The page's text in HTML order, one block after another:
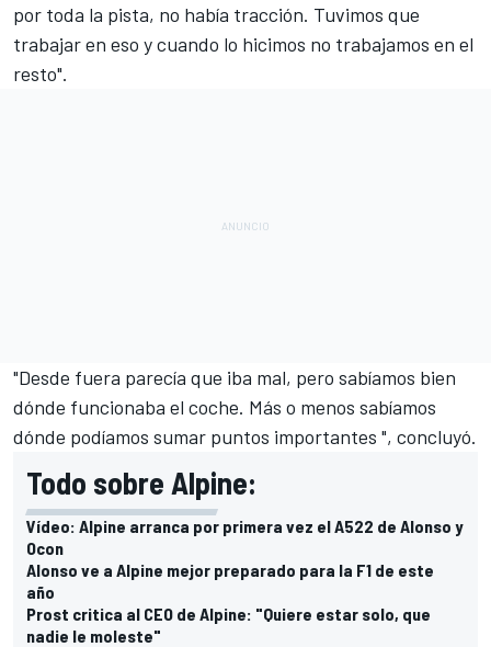
por toda la pista, no había tracción. Tuvimos que
trabajar en eso y cuando lo hicimos no trabajamos en el
resto".
"Desde fuera parecía que iba mal, pero sabíamos bien
dónde funcionaba el coche. Más o menos sabíamos
dónde podíamos sumar puntos importantes ", concluyó.
Todo sobre Alpine:
Vídeo: Alpine arranca por primera vez el A522 de Alonso y
Ocon
Alonso ve a Alpine mejor preparado para la F1 de este
año
Prost critica al CEO de Alpine: "Quiere estar solo, que
nadie le moleste"